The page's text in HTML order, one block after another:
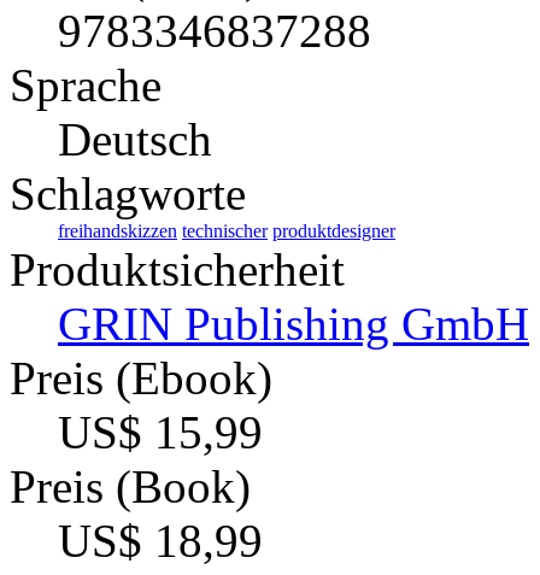
9783346837288
Sprache
Deutsch
Schlagworte
freihandskizzen technischer produktdesigner
Produktsicherheit
GRIN Publishing GmbH
Preis (Ebook)
US$ 15,99
Preis (Book)
US$ 18,99